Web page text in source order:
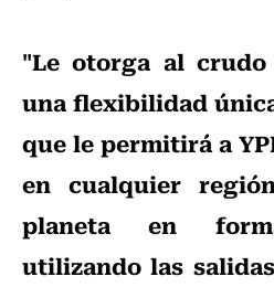
"Le otorga al
una flexibilidad
que le permitirá a
en cualquier
planeta en
utilizando las